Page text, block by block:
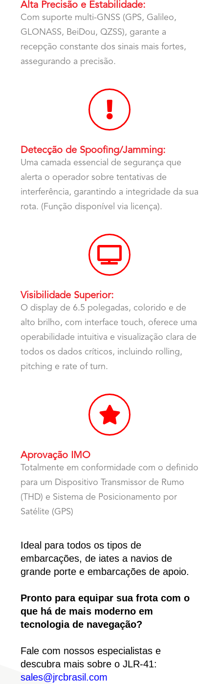
Alta Precisão e Estabilidade:
Com suporte multi-GNSS (GPS, Galileo,
GLONASS, BeiDou, QZSS), garante a
recepção constante dos sinais mais fortes,
assegurando a precisão.
Detecção de Spoofing/Jamming:
Uma camada essencial de segurança que
alerta o operador sobre tentativas de
interferência, garantindo a integridade da sua
rota. (Função disponível via licença).
Visibilidade Superior:
O display de 6.5 polegadas, colorido e de
alto brilho, com interface touch, oferece uma
operabilidade intuitiva e visualização clara de
todos os dados críticos, incluindo rolling,
pitching e rate of turn.
Aprovação IMO
Totalmente em conformidade com o definido
para um Dispositivo Transmissor de Rumo
(THD) e Sistema de Posicionamento por
Satélite (GPS)
Ideal para todos os tipos de
embarcações, de iates a navios de
grande porte e embarcações de apoio.
Pronto para equipar sua frota com o
que há de mais moderno em
tecnologia de navegação?
Fale com nossos especialistas e
sales@jrcbrasil.com